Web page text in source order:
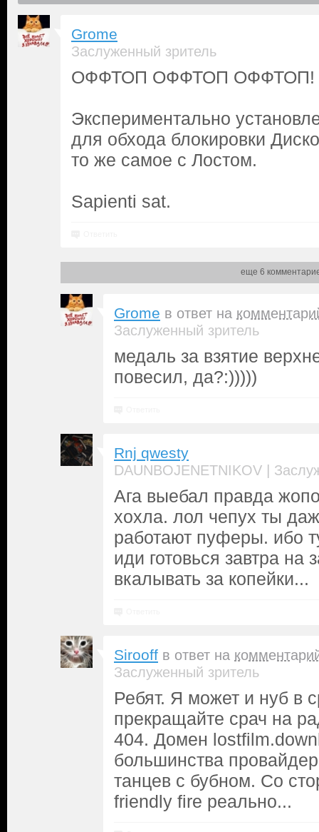
Grome
Заслуженный зритель
ОФФТОП ОФФТОП ОФФТОП!
Экспериментально
для обхода блокировки
то же самое с Лостом.
Sapienti sat.
еще 6
Grome в ответ на
Заслуженный зритель
медаль за взятие
повесил, да?:)))))
Rnj qwesty
DAUNBOJENETNIKOV |
Ага выебал правда
хохла. лол чепух ты
работают пуферы. ибо
иди готовься завтра на
вкалывать за копейки...
Sirooff в ответ на
Заслуженный зритель
Ребят. Я может и нуб в
прекращайте срач на
404. Домен
большинства
танцев с бубном. Со
friendly fire реально...